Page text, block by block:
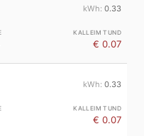
0.33
€ 0.07
0.33
€ 0.07